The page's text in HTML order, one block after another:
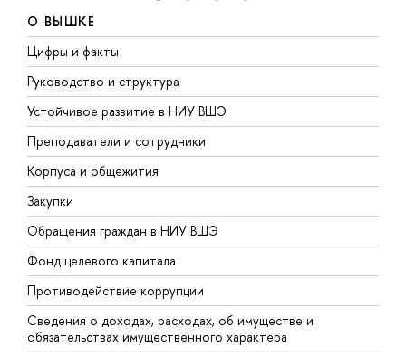
О ВЫШКЕ
Цифры и факты
Руководство и структура
Устойчивое развитие в НИУ ВШЭ
Преподаватели и сотрудники
Корпуса и общежития
Закупки
Обращения граждан в НИУ ВШЭ
Фонд целевого капитала
Противодействие коррупции
Сведения о доходах, расходах, об имуществе и
обязательствах имущественного характера